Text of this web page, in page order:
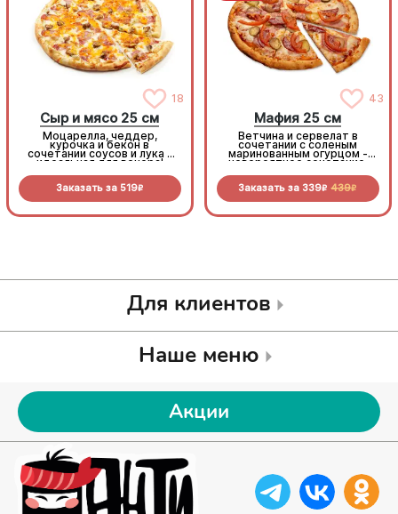
18
Сыр и мясо 25 см
Моцарелла, чеддер,
курочка и бекон в
сочетании соусов и лука -
идеальная для вечера!
Заказать за 519R
43
Мафия 25 см
Ветчина и сервелат в
сочетании с соленым
маринованным огурцом -
невероятное сочетание,
попробовать!
Заказать за 339R 439R
Для клиентов
Наше меню
Акции